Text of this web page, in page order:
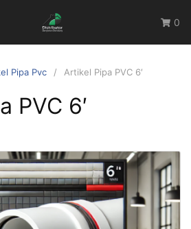
0
Pipa Pvc Artikel Pipa PVC 6′
PVC 6′